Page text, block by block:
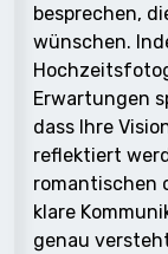
besprechen,
wünschen.
Erwartungen
dass Ihre
reflektiert
romantischen
klare
genau